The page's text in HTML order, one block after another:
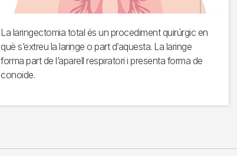
La laringectomia total és un procediment quirúrgic en
què s’extreu la laringe o part d’aquesta. La laringe
forma part de l’aparell respiratori i presenta forma de
conoide.